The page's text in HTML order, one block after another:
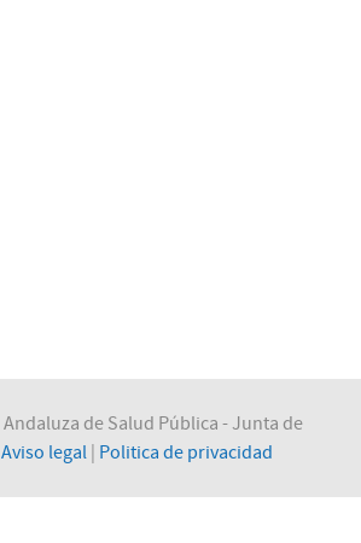
de Salud Pública - Junta de
Aviso legal | Politica de privacidad